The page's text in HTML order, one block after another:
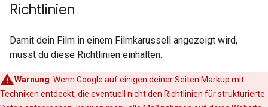
Richtlinien
Damit dein Film in einem Filmkarussell angezeigt wird,
musst du diese Richtlinien einhalten.
Warnung: Wenn Google auf einigen deiner Seiten Markup mit
Techniken entdeckt, die eventuell nicht den Richtlinien für strukturierte